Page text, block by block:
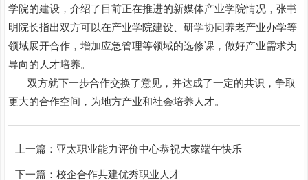
学院的建设，介绍了目前正在推进的新媒体产业学院情况，张书
明院长指出双方可以在产业学院建设、研学协同养老产业办学等
领域展开合作，增加应急管理等领域的选修课，做好产业需求为
导向的人才培养。
双方就下一步合作交换了意见，并达成了一定的共识，争取
更大的合作空间，为地方产业和社会培养人才。
上一篇： 亚太职业能力评价中心恭祝大家端午快乐
下一篇： 校企合作共建优秀职业人才